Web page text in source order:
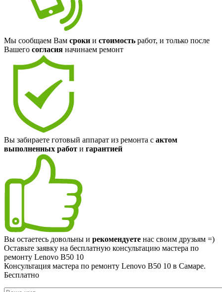
Мы сообщаем Вам сроки и стоимость работ, и только после
Вашего согласия начинаем ремонт
Вы забираете готовый аппарат из ремонта с актом
выполненных работ и гарантией
Вы остаетесь довольны и рекомендуете нас своим друзьям =)
Оставьте заявку на бесплатную консультацию мастера по
ремонту Lenovo B50 10
Консультация мастера по ремонту Lenovo B50 10 в Самаре.
Бесплатно